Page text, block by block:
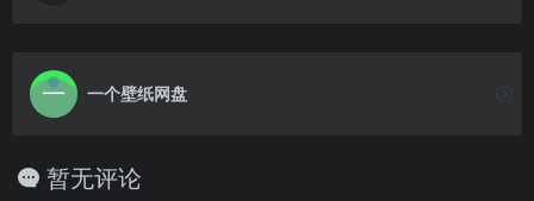
一个壁纸网盘
暂无评论